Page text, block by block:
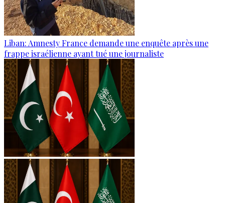
Liban: Amnesty France demande une enquête après une
frappe israélienne ayant tué une journaliste